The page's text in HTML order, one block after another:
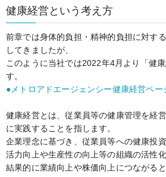
健康経営という考え方
前章では身体的負担・精神的負担に対す
してきましたが、
このように当社では2022年4月より「健
す。
●メトロアドエージェンシー健康経営ペー
健康経営とは、従業員等の健康管理を経
に実践することを指します。
企業理念に基づき、従業員等への健康投
活力向上や生産性の向上等の組織の活性化
結果的に業績向上や株価向上につながる